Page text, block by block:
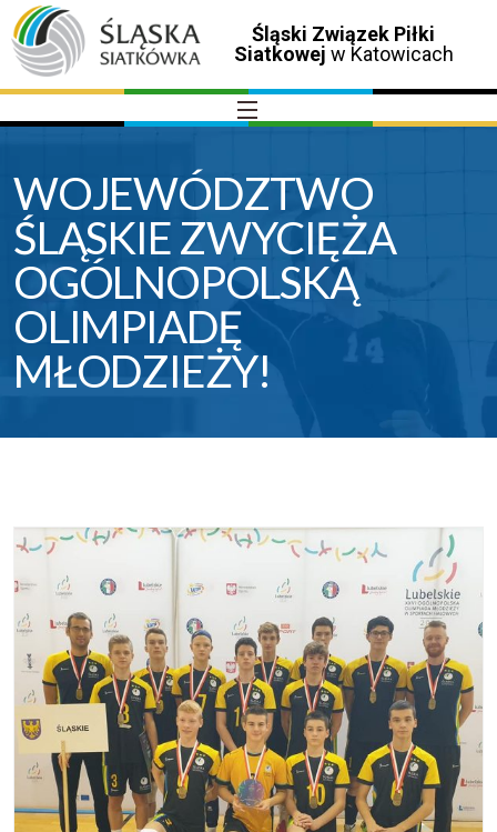
Śląski Związek Piłki
Siatkowej w Katowicach
WOJEWÓDZTWO
ŚLĄSKIE ZWYCIĘŻA
OGÓLNOPOLSKĄ
OLIMPIADĘ
MŁODZIEŻY!